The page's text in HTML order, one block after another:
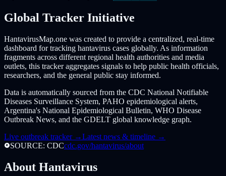
Global Tracker Initiative
HantavirusMap.one was created to provide a centralized, real-time
dashboard for tracking hantavirus cases globally. As information
fragments across different regional health authorities and media
outlets, this tracker aggregates signals to help public health officials,
researchers, and the general public stay informed.
Data is automatically sourced from the CDC National Notifiable
Diseases Surveillance System, PAHO epidemiological alerts,
Argentina's National Epidemiological Bulletin, WHO Disease
Outbreak News, and the GDELT global knowledge graph.
Live outbreak tracker →Latest news & timeline →
SOURCE: CDCcdc.gov/hantavirus/about
About Hantavirus